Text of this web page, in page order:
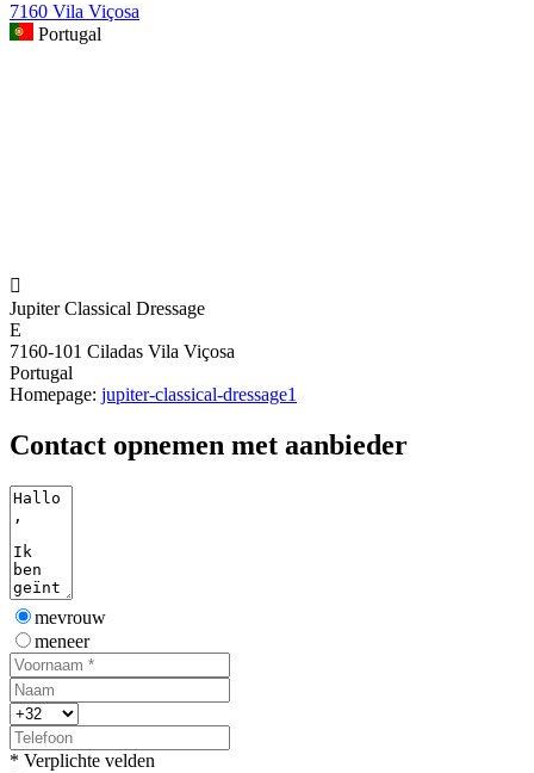
7160 Vila Viçosa
Portugal

Jupiter Classical Dressage
E
7160-101 Ciladas Vila Viçosa
Portugal
Homepage: jupiter-classical-dressage1
Contact opnemen met aanbieder
mevrouw
meneer
* Verplichte velden